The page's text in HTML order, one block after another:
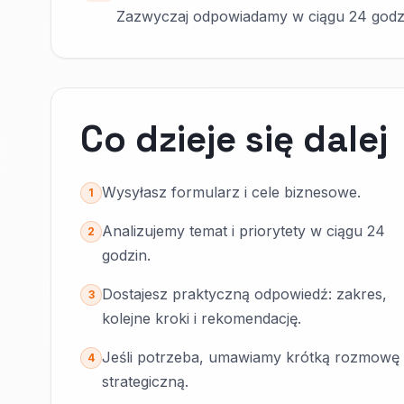
Zazwyczaj odpowiadamy w ciągu 24
Co dzieje się dalej
1 Wysyłasz formularz i cele biznesowe.
2
Analizujemy temat i priorytety w ciągu 24
godzin.
3
Dostajesz praktyczną odpowiedź: zakres,
kolejne kroki i rekomendację.
4 Jeśli potrzeba, umawiamy krótką rozmowę
strategiczną.